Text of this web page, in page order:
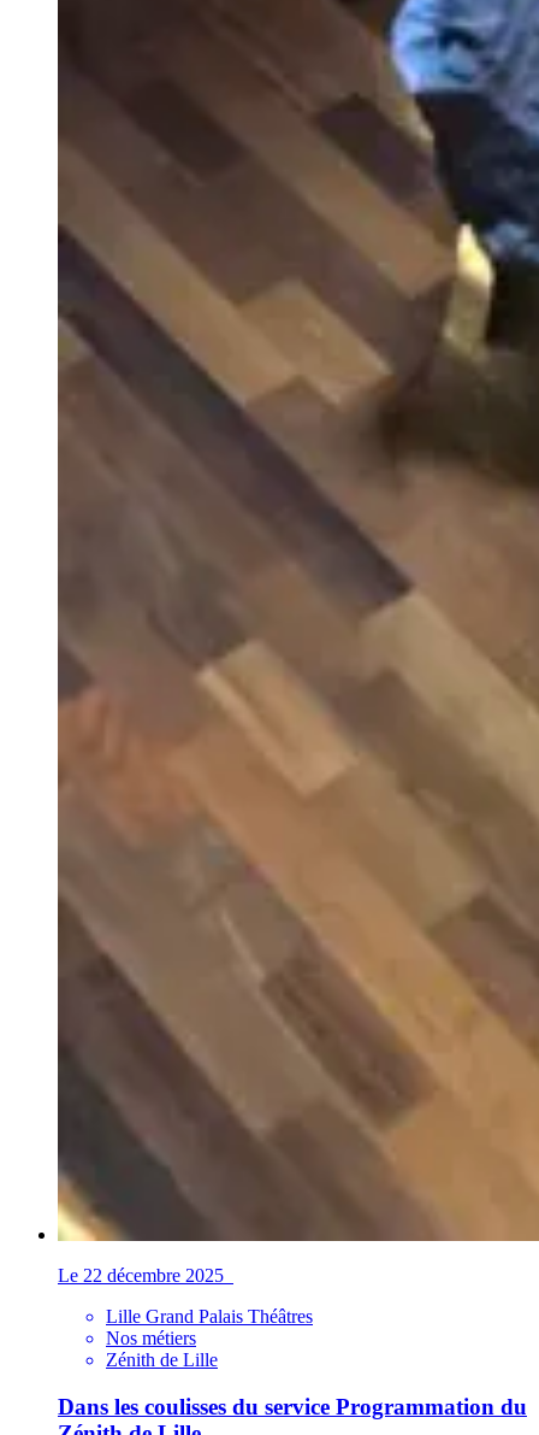
Le 22 décembre 2025
Lille Grand Palais Théâtres
Nos métiers
Zénith de Lille
Dans les coulisses du service Programmation du